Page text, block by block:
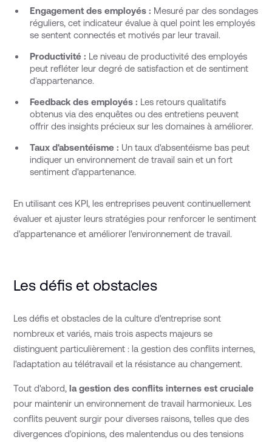
Engagement des employés : Mesuré par des sondages
réguliers, cet indicateur évalue à quel point les employés
se sentent connectés et motivés par leur travail.
Productivité : Le niveau de productivité des employés
peut refléter leur degré de satisfaction et de sentiment
d'appartenance.
Feedback des employés : Les retours qualitatifs
obtenus via des enquêtes ou des entretiens peuvent
offrir des insights précieux sur les domaines à améliorer.
Taux d'absentéisme : Un taux d'absentéisme bas peut
indiquer un environnement de travail sain et un fort
sentiment d'appartenance.
En utilisant ces KPI, les entreprises peuvent continuellement
évaluer et ajuster leurs stratégies pour renforcer le sentiment
d'appartenance et améliorer l'environnement de travail.
Les défis et obstacles
Les défis et obstacles de la culture d'entreprise sont
nombreux et variés, mais trois aspects majeurs se
distinguent particulièrement : la gestion des conflits internes,
l'adaptation au télétravail et la résistance au changement.
Tout d'abord,la gestion des conflits internes est cruciale
pour maintenir un environnement de travail harmonieux. Les
conflits peuvent surgir pour diverses raisons, telles que des
divergences d'opinions, des malentendus ou des tensions